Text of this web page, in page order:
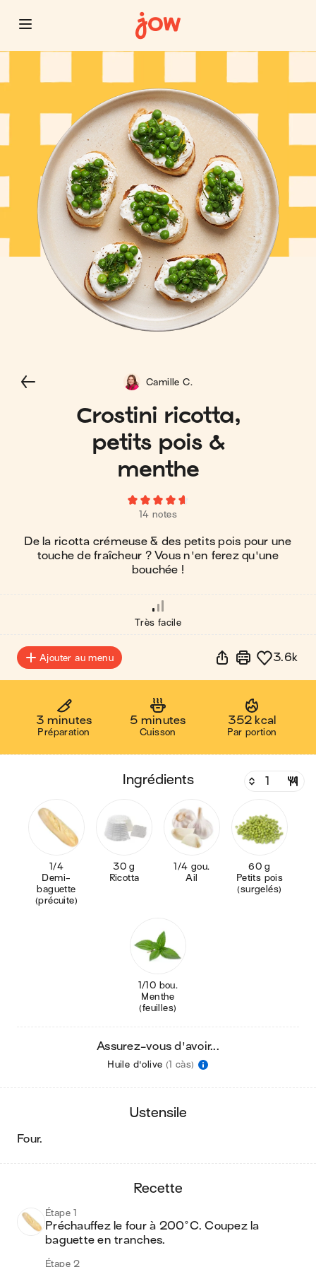
Crostini ricotta,
petits pois &
menthe
14 notes
De la ricotta crémeuse & des petits pois pour une
touche de fraîcheur ? Vous n'en ferez qu'une
bouchée !
Camille C.
Très facile
Ajouter au menu 3.6k
3 minutes
Préparation
5 minutes
Cuisson
352 kcal
Par portion
ingrédients
1/4
Demi-
baguette
(précuite)
30 g
Ricotta
1/4 gou.
Ail
60 g
Petits pois
(surgelés)
1/10 bou.
Menthe
(feuilles)
Assurez-vous d'avoir...
Huile d'olive (1 càs)
ustensile
four.
recette
Étape 1
Préchauffez le four à 200°C. Coupez la
baguette en tranches.
Étape 2